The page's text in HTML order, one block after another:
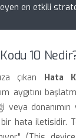
en etkili
10
çıkan Hata
aygıtını
veya donanımın
hata iletisidir.